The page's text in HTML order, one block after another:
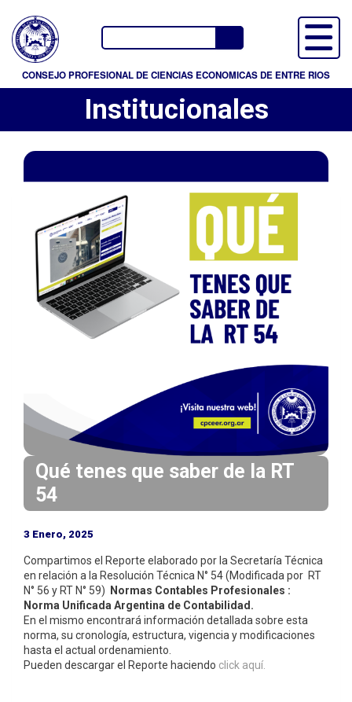
a
s
a
r
a
l
c
n
d
n
c
l
CONSEJO PROFESIONAL DE CIENCIAS ECONOMICAS DE ENTRE RIOS
Buscador
Institucionales
Qué tenes que saber de la RT
54
3 Enero, 2025
Compartimos el Reporte elaborado por la Secretaría Técnica
en relación a la Resolución Técnica N° 54 (Modificada por RT
N° 56 y RT N° 59)
Normas Contables Profesionales :
Norma Unificada Argentina de Contabilidad.
En el mismo encontrará información detallada sobre esta
norma, su cronología, estructura, vigencia y modificaciones
hasta el actual ordenamiento.
Pueden descargar el Reporte haciendo click aquí.